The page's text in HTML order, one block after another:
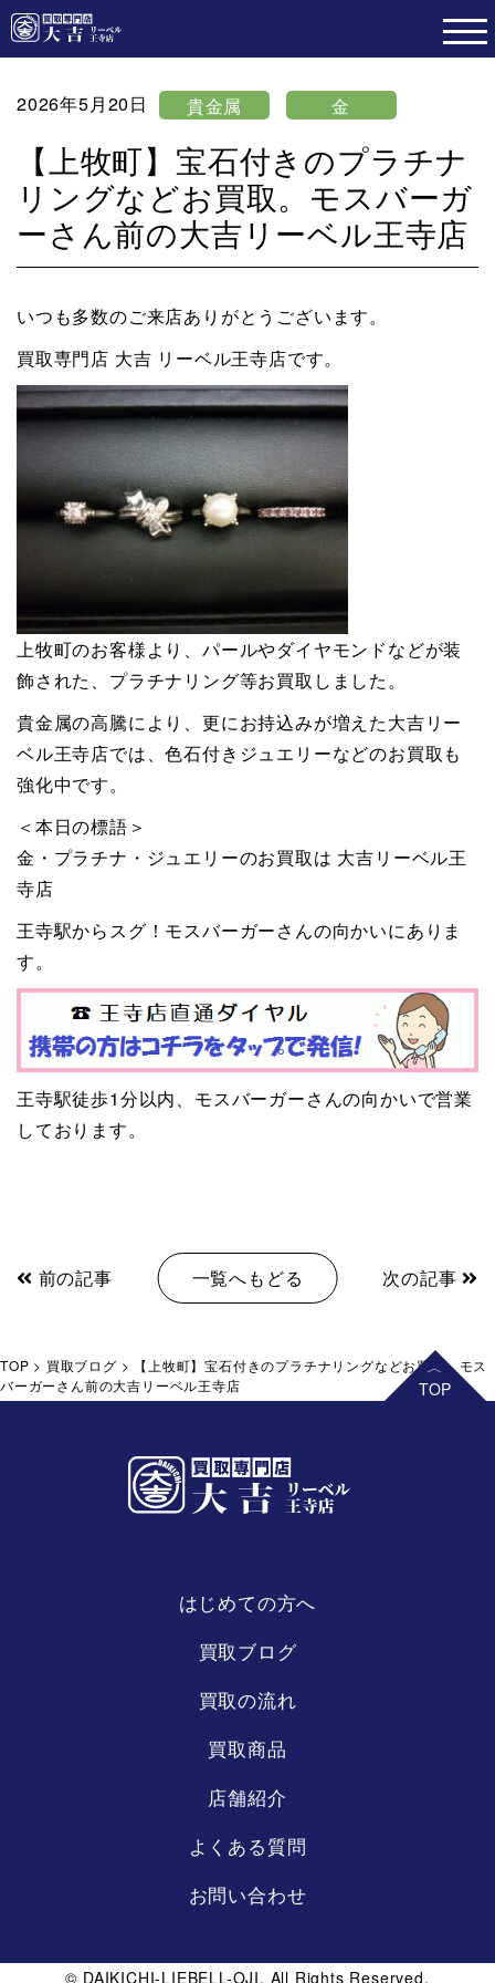
2026年5月20日 貴金属 金
【上牧町】宝石付きのプラチナ
リングなどお買取。モスバーガ
ーさん前の大吉リーベル王寺店
いつも多数のご来店ありがとうございます。
買取専門店 大吉 リーベル王寺店です。
上牧町のお客様より、パールやダイヤモンドなどが装
飾された、プラチナリング等お買取しました。
貴金属の高騰により、更にお持込みが増えた大吉リー
ベル王寺店では、色石付きジュエリーなどのお買取も
強化中です。
＜本日の標語＞
金・プラチナ・ジュエリーのお買取は 大吉リーベル王
寺店
王寺駅からスグ！モスバーガーさんの向かいにありま
す。
王寺駅徒歩1分以内、モスバーガーさんの向かいで営業
しております。
前の記事 一覧へもどる 次の記事
TOP > 買取ブログ >
【上牧町】宝石付きのプラチナリングなどお買取。モス
バーガーさん前の大吉リーベル王寺店
リーベル
王寺店
はじめての方へ
買取ブログ
買取の流れ
買取商品
店舗紹介
よくある質問
お問い合わせ
© DAIKICHI-LIEBELL-OJI. All Rights Reserved.